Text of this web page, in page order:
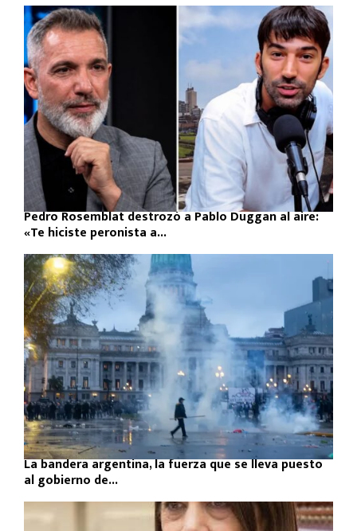
Pedro Rosemblat destrozó a Pablo Duggan al aire:
«Te hiciste peronista a...
La bandera argentina, la fuerza que se lleva puesto
al gobierno de...